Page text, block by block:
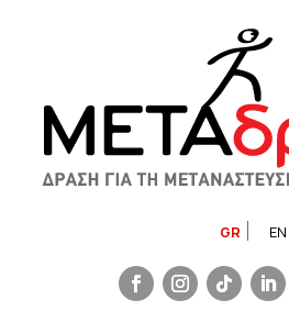
GR EN